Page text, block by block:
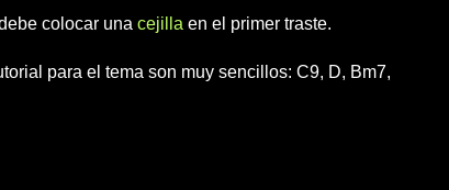
colocar una cejilla en el primer traste.
para el tema son muy sencillos: C9, D, Bm7,